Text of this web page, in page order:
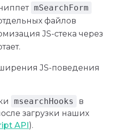
mSearchForm
файлов
JS-стека через
JS-поведения
msearchHooks
в
загрузки наших
API).